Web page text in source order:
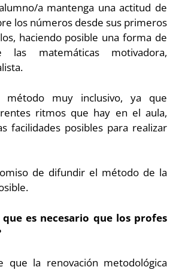
a mantenga una actitud de
los números desde sus primeros
haciendo posible una forma de
las matemáticas motivadora,
método muy inclusivo, ya que
ritmos que hay en el aula,
facilidades posibles para realizar
de difundir el método de la
que es necesario que los profes
que la renovación metodológica